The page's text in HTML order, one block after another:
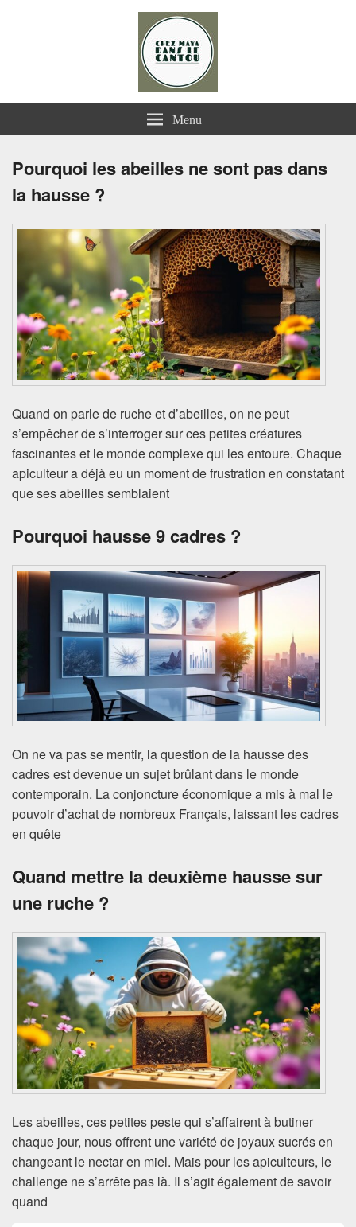
Chez Maya dans le Cantou
Menu
Pourquoi les abeilles ne sont pas dans
la hausse ?
Quand on parle de ruche et d’abeilles, on ne peut
s’empêcher de s’interroger sur ces petites créatures
fascinantes et le monde complexe qui les entoure. Chaque
apiculteur a déjà eu un moment de frustration en constatant
que ses abeilles semblaient
Pourquoi hausse 9 cadres ?
On ne va pas se mentir, la question de la hausse des
cadres est devenue un sujet brûlant dans le monde
contemporain. La conjoncture économique a mis à mal le
pouvoir d’achat de nombreux Français, laissant les cadres
en quête
Quand mettre la deuxième hausse sur
une ruche ?
Les abeilles, ces petites peste qui s’affairent à butiner
chaque jour, nous offrent une variété de joyaux sucrés en
changeant le nectar en miel. Mais pour les apiculteurs, le
challenge ne s’arrête pas là. Il s’agit également de savoir
quand